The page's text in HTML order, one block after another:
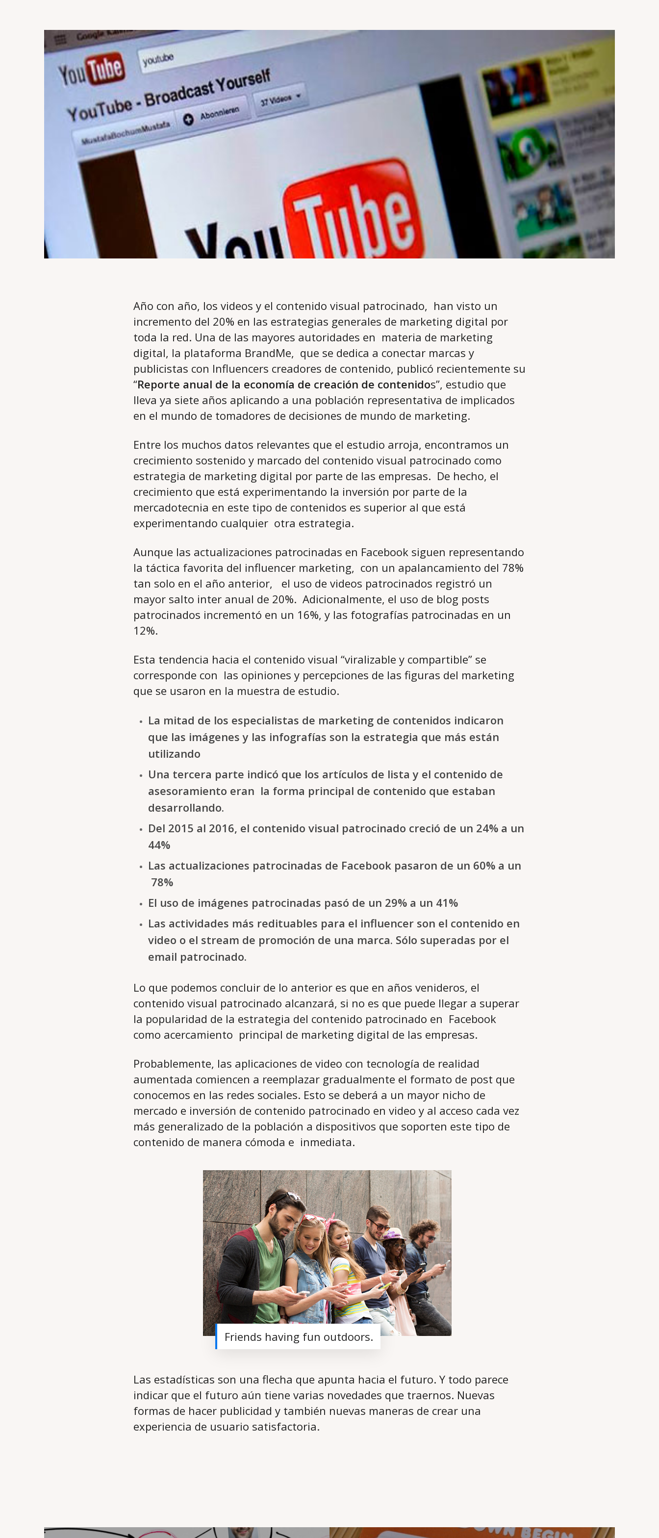
Año con año, los videos y el contenido visual patrocinado, han visto un
incremento del 20% en las estrategias generales de marketing digital por
toda la red. Una de las mayores autoridades en materia de marketing
digital, la plataforma BrandMe, que se dedica a conectar marcas y
publicistas con Influencers creadores de contenido, publicó recientemente su
“Reporte anual de la economía de creación de contenidos”, estudio que
lleva ya siete años aplicando a una población representativa de implicados
en el mundo de tomadores de decisiones de mundo de marketing.
Entre los muchos datos relevantes que el estudio arroja, encontramos un
crecimiento sostenido y marcado del contenido visual patrocinado como
estrategia de marketing digital por parte de las empresas. De hecho, el
crecimiento que está experimentando la inversión por parte de la
mercadotecnia en este tipo de contenidos es superior al que está
experimentando cualquier otra estrategia.
Aunque las actualizaciones patrocinadas en Facebook siguen representando
la táctica favorita del influencer marketing, con un apalancamiento del 78%
tan solo en el año anterior, el uso de videos patrocinados registró un
mayor salto inter anual de 20%. Adicionalmente, el uso de blog posts
patrocinados incrementó en un 16%, y las fotografías patrocinadas en un
12%.
Esta tendencia hacia el contenido visual “viralizable y compartible” se
corresponde con las opiniones y percepciones de las figuras del marketing
que se usaron en la muestra de estudio.
La mitad de los especialistas de marketing de contenidos indicaron
que las imágenes y las infografías son la estrategia que más están
utilizando
Una tercera parte indicó que los artículos de lista y el contenido de
asesoramiento eran la forma principal de contenido que estaban
desarrollando.
Del 2015 al 2016, el contenido visual patrocinado creció de un 24% a un
44%
Las actualizaciones patrocinadas de Facebook pasaron de un 60% a un
78%
El uso de imágenes patrocinadas pasó de un 29% a un 41%
Las actividades más redituables para el influencer son el contenido en
video o el stream de promoción de una marca. Sólo superadas por el
email patrocinado.
Lo que podemos concluir de lo anterior es que en años venideros, el
contenido visual patrocinado alcanzará, si no es que puede llegar a superar
la popularidad de la estrategia del contenido patrocinado en Facebook
como acercamiento principal de marketing digital de las empresas.
Probablemente, las aplicaciones de video con tecnología de realidad
aumentada comiencen a reemplazar gradualmente el formato de post que
conocemos en las redes sociales. Esto se deberá a un mayor nicho de
mercado e inversión de contenido patrocinado en video y al acceso cada vez
más generalizado de la población a dispositivos que soporten este tipo de
contenido de manera cómoda e inmediata.
Friends having fun outdoors.
Las estadísticas son una flecha que apunta hacia el futuro. Y todo parece
indicar que el futuro aún tiene varias novedades que traernos. Nuevas
formas de hacer publicidad y también nuevas maneras de crear una
experiencia de usuario satisfactoria.